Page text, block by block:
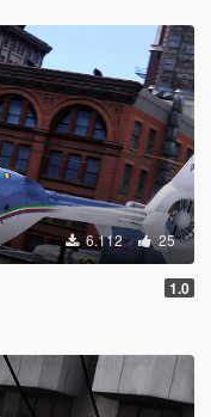
6.112 25
1.0